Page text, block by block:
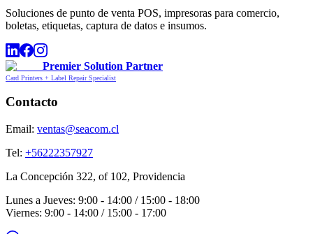
Soluciones de punto de venta POS, impresoras para comercio,
boletas, etiquetas, captura de datos e insumos.
Premier Solution Partner
Card Printers + Label Repair Specialist
Contacto
Email: ventas@seacom.cl
Tel: +56222357927
La Concepción 322, of 102, Providencia
Lunes a Jueves: 9:00 - 14:00 / 15:00 - 18:00
Viernes: 9:00 - 14:00 / 15:00 - 17:00